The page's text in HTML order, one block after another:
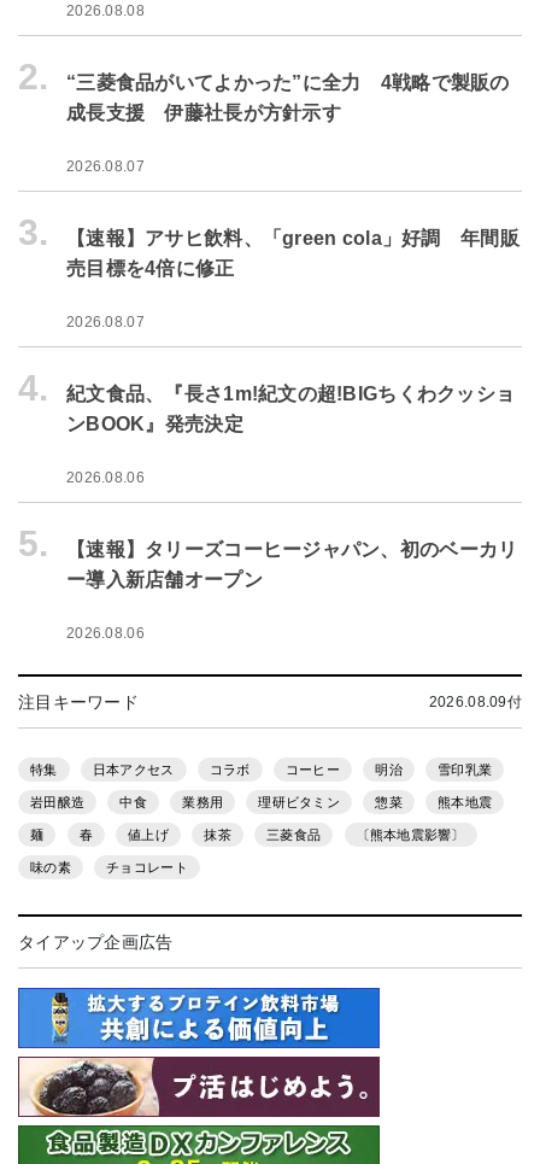
2026.08.08
2.
“三菱食品がいてよかった”に全力 4戦略で製販の
成長支援 伊藤社長が方針示す
2026.08.07
3.
【速報】アサヒ飲料、「green cola」好調 年間販
売目標を4倍に修正
2026.08.07
4.
紀文食品、『長さ1m!紀文の超!BIGちくわクッショ
ンBOOK』発売決定
2026.08.06
5.
【速報】タリーズコーヒージャパン、初のベーカリ
ー導入新店舗オープン
2026.08.06
注目キーワード 2026.08.09付
特集 日本アクセス コラボ コーヒー 明治 雪印乳業
岩田醸造 中食 業務用 理研ビタミン 惣菜 熊本地震
麺 春 値上げ 抹茶 三菱食品 〔熊本地震影響〕
味の素 チョコレート
タイアップ企画広告